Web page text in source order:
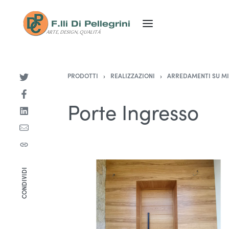
CONDIVIDI
PRODOTTI › REALIZZAZIONI › ARREDAMENTI SU
Porte Ingresso